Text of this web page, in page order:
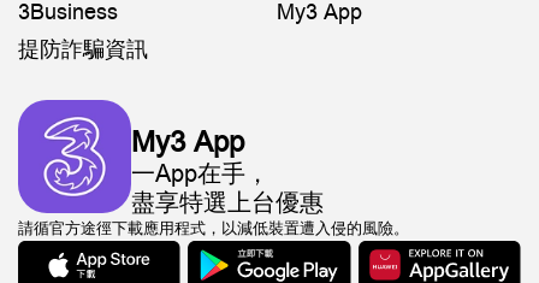
3Business
My3 App
提防詐騙資訊
My3 App
一App在手，
盡享特選上台優惠
請循官方途徑下載應用程式，以減低裝置遭入侵的風險。